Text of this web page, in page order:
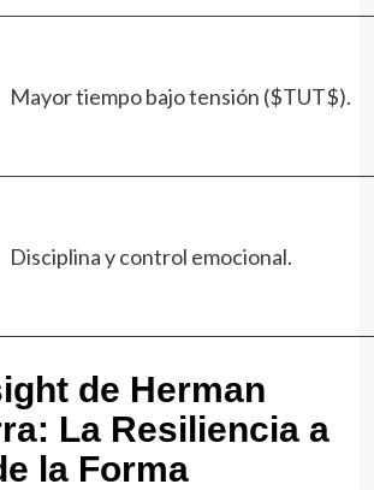
Mayor tiempo bajo tensión ($TUT$).
Disciplina y control emocional.
de Herman
La Resiliencia a
la Forma